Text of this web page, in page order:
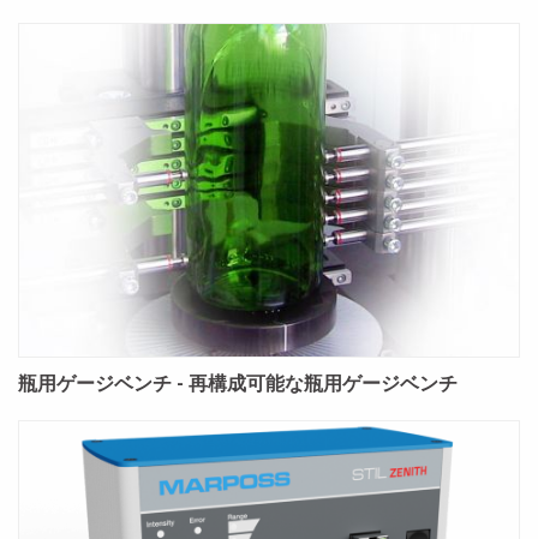
瓶用ゲージベンチ - 再構成可能な瓶用ゲージベンチ